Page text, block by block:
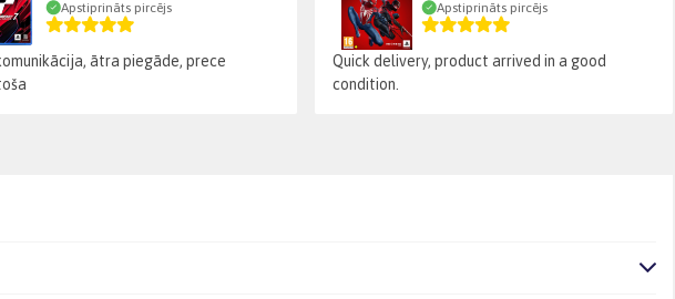
Apstiprināts pircējs
ātra piegāde, prece
Apstiprināts pircējs
Quick delivery, product arrived in a good
condition.